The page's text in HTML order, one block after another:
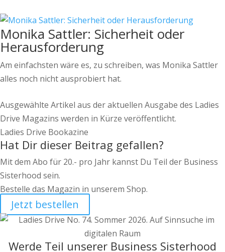
Monika Sattler: Sicherheit oder
Herausforderung
Am einfachsten wäre es, zu schreiben, was Monika Sattler
alles noch nicht ausprobiert hat.
Ausgewählte Artikel aus der aktuellen Ausgabe des Ladies
Drive Magazins werden in Kürze veröffentlicht.
Ladies Drive Bookazine
Hat Dir dieser Beitrag gefallen?
Mit dem Abo für 20.- pro Jahr kannst Du Teil der Business
Sisterhood sein.
Bestelle das Magazin in unserem Shop.
Jetzt bestellen
Werde Teil unserer Business Sisterhood